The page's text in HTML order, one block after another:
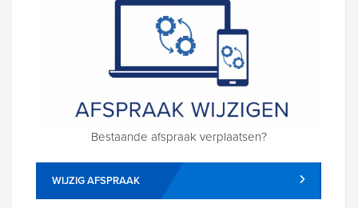
Bestaande afspraak verplaatsen?
WIJZIG AFSPRAAK